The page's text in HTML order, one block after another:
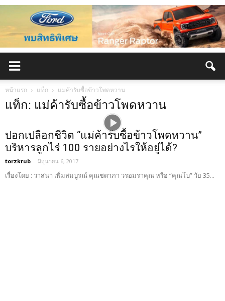
หน้าแรก แท็ก แม่ค้ารับซื้อข้าวโพดหวาน
แท็ก: แม่ค้ารับซื้อข้าวโพดหวาน
ปอกเปลือกชีวิต “แม่ค้ารับซื้อข้าวโพดหวาน”
บริหารลูกไร่ 100 รายอย่างไรให้อยู่ได้?
torzkrub - มิถุนายน 6, 2017
เรื่องโดย : วาสนา เพิ่มสมบูรณ์ คุณชดาภา วรอมราคุณ หรือ “คุณโบ” วัย 35...